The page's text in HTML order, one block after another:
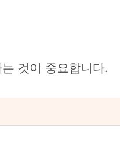
것이 중요합니다.